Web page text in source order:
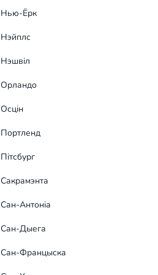
Нью-Ёрк
Нэйплс
Нэшвіл
Орландо
Осцін
Портленд
Пітсбург
Сакрамэнта
Сан-Антоніа
Сан-Дыега
Сан-Францыска